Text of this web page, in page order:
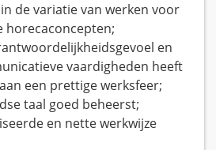
de variatie van werken voor
horecaconcepten;
en
vaardigheden heeft
een prettige werksfeer;
taal goed beheerst;
en nette werkwijze